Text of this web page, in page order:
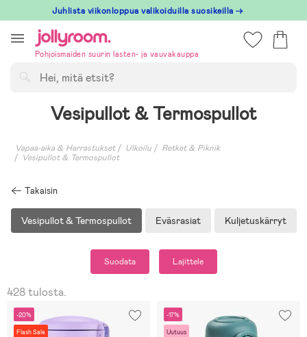
till
innehållet
Juhlista viikonloppua valikoiduilla suosikeilla →
Pohjoismaiden suurin lasten- ja vauvakauppa
Vesipullot & Termospullot
Vapaa-aika & Harrastukset Ulkoilu
Retket & Piknik
Vesipullot & Termospullot
Takaisin
Vesipullot & Termospullot Eväsrasiat Kuljetuskärryt
Suodata Lajittele
428 tulosta.
-20%
Flash Sale
-17%
Uutuus